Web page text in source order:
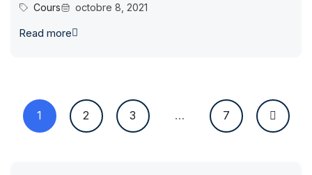
Cours
octobre 8, 2021
Read more
1 2 3 … 7